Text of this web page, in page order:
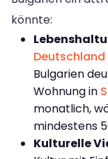
könnte:
Deutschland
Bulgarien
Wohnung in
monatlich,
mindestens
Kulturelle